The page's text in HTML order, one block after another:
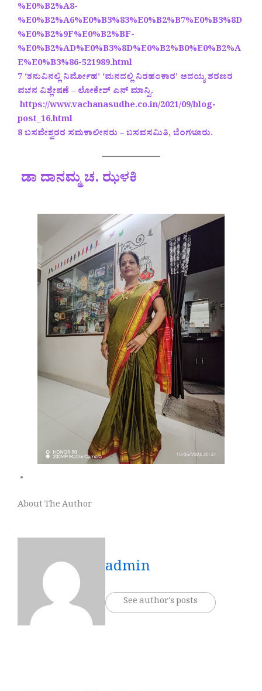
%E0%B2%A8-
%E0%B2%A6%E0%B3%83%E0%B2%B7%E0%B3%8D
%E0%B2%9F%E0%B2%BF-
%E0%B2%AD%E0%B3%8D%E0%B2%B0%E0%B2%A
E%E0%B3%86-521989.html
7 ‘ತನುವಿನಲ್ಲಿ ನಿರ್ಮೋಹ’ ‘ಮನದಲ್ಲಿ ನಿರಹಂಕಾರ’ ಆದಯ್ಯ ಶರಣರ
ವಚನ ವಿಶ್ಲೇಷಣೆ – ಲೋಕೇಶ್ ಎನ್ ಮಾನ್ವಿ.
https://www.vachanasudhe.co.in/2021/09/blog-
post_16.html
8 ಬಸವೇಶ್ವರರ ಸಮಕಾಲೀನರು – ಬಸವಸಮಿತಿ, ಬೆಂಗಳೂರು.
ಡಾ ದಾನಮ್ಮ ಚ. ಝಳಕಿ
About The Author
admin
See author's posts